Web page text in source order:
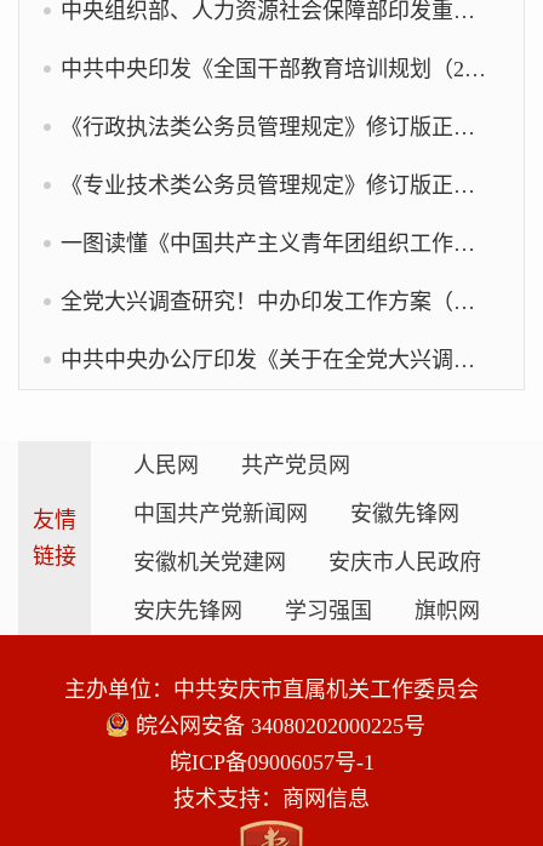
中央组织部、人力资源社会保障部印发重要规定（全文）
中共中央印发《全国干部教育培训规划（2023－2027年）》
《行政执法类公务员管理规定》修订版正式对外发布
《专业技术类公务员管理规定》修订版正式对外发布
一图读懂《中国共产主义青年团组织工作条例（试行）》
全党大兴调查研究！中办印发工作方案（全文）
中共中央办公厅印发《关于在全党大兴调查研究的工作方案》
友情
链接
人民网
共产党员网
中国共产党新闻网
安徽先锋网
安徽机关党建网
安庆市人民政府
安庆先锋网
学习强国 旗帜网
主办单位：中共安庆市直属机关工作委员会
皖公网安备 34080202000225号
皖ICP备09006057号-1
技术支持：商网信息